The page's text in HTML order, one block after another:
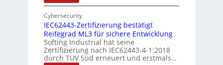
s
u
n
g
u
e
k
o
m
b
E
i
n
a
c
h
Cybersecurity
IEC62443-Zertifizierung bestätigt
Reifegrad ML3 für sichere Entwicklung
Softing Industrial hat seine
Zertifizierung nach IEC62443-4-1:2018
durch TÜV Süd erneuert und erstmals…